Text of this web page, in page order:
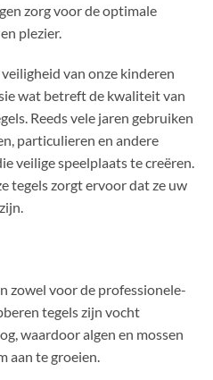
zorg voor de optimale
plezier.
van onze kinderen
wat betreft de kwaliteit van
Reeds vele jaren gebruiken
particulieren en andere
veilige speelplaats te creëren.
tegels zorgt ervoor dat ze uw
zowel voor de professionele-
tegels zijn vocht
waardoor algen en mossen
aan te groeien.